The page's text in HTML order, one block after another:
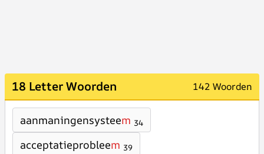
18 Letter Woorden 142 Woorden
aanmaningensysteem 34
acceptatieprobleem 39